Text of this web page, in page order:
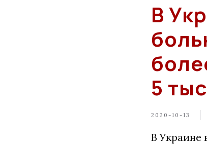
В
5
2020-10-13
В Украине